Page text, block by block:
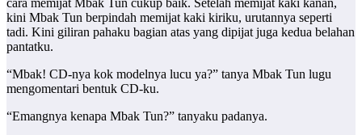
kini Mbak Tun berpindah memijat kaki kiriku, urutannya seperti
tadi. Kini giliran pahaku bagian atas yang dipijat juga kedua belahan
pantatku.
“Mbak! CD-nya kok modelnya lucu ya?” tanya Mbak Tun lugu
mengomentari bentuk CD-ku.
“Emangnya kenapa Mbak Tun?” tanyaku padanya.